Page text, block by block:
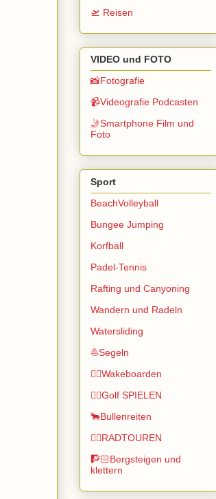
🛫 Reisen
VIDEO und FOTO
📸Fotografie
📹Videografie Podcasten
🤳Smartphone Film und
Foto
Sport
BeachVolleyball
Bungee Jumping
Korfball
Padel-Tennis
Rafting und Canyoning
Wandern und Radeln
Watersliding
⛵Segeln
🏄🏽Wakeboarden
🏌️‍♂️Golf SPIELEN
🐂Bullenreiten
🚴‍♂️RADTOUREN
🧗🏻Bergsteigen und
klettern